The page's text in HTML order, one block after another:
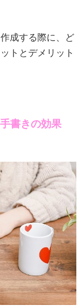
成する際に、ど
トとデメリット
書きの効果